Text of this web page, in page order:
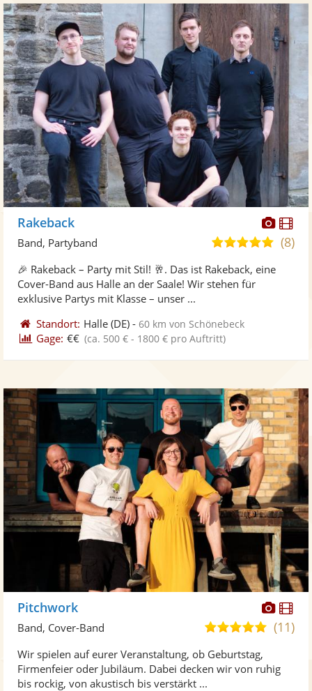
Rakeback
5,0
5
(8)
Band, Partyband
🎉 Rakeback – Party mit Stil! 🥂. Das ist Rakeback, eine
Cover-Band aus Halle an der Saale! Wir stehen für
exklusive Partys mit Klasse – unser ...
Standort: Halle (DE) -60 km von Schönebeck
Gage: €€ (ca. 500 € - 1800 € pro Auftritt)
Pitchwork
5,0
5
Sternen
(11)
Band, Cover-Band
Wir spielen auf eurer Veranstaltung, ob Geburtstag,
Firmenfeier oder Jubiläum. Dabei decken wir von ruhig
bis rockig, von akustisch bis verstärkt ...